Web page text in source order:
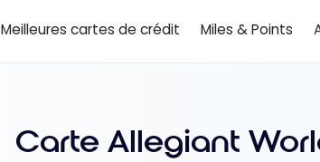
Meilleures cartes de crédit Miles & Points
Carte Allegiant